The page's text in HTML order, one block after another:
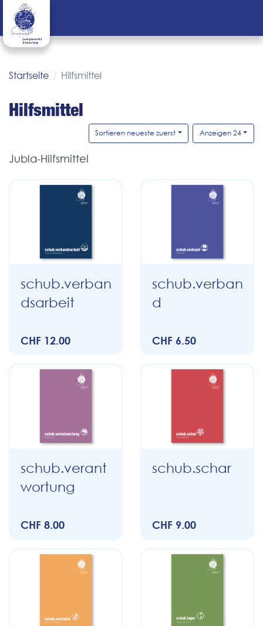
Startseite Hilfsmittel
Hilfsmittel
Anzeigen 24
Sortieren neueste zuerst
Jubla-Hilfsmittel
schub.verban
dsarbeit
CHF 12.00
schub.verban
d
CHF 6.50
schub.verant
wortung
CHF 8.00
schub.schar
CHF 9.00